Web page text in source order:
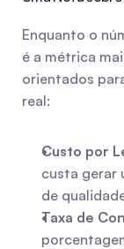
Enquanto o
é a métrica
orientados
real:
Custo por
custa gerar
de
Taxa de